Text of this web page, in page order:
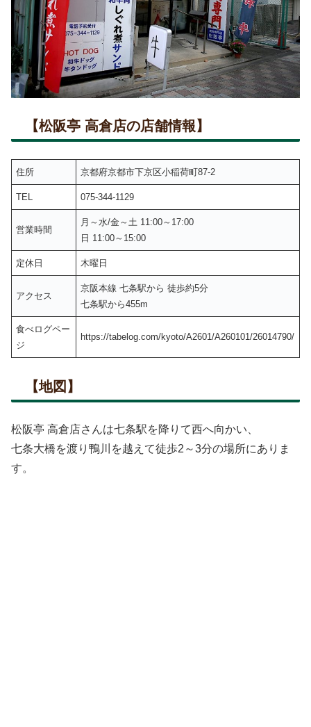
【松阪亭 高倉店の店舗情報】
住所 京都府京都市下京区小稲荷町87-2
TEL 075-344-1129
営業時間
月～水/金～土 11:00～17:00
日 11:00～15:00
定休日 木曜日
アクセス
京阪本線 七条駅から 徒歩約5分
七条駅から455m
食べログペー
ジ
https://tabelog.com/kyoto/A2601/A260101/26014790/
【地図】
松阪亭 高倉店さんは七条駅を降りて西へ向かい、
七条大橋を渡り鴨川を越えて徒歩2～3分の場所にありま
す。